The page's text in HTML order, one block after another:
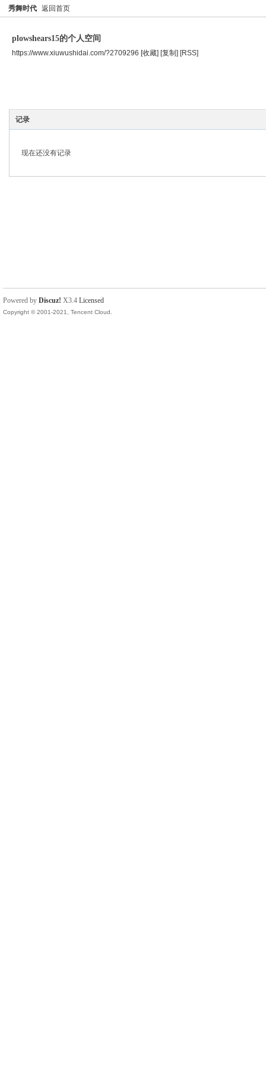
秀舞时代 返回首页
plowshears15的个人空间
https://www.xiuwushidai.com/?2709296 [收藏] [复制] [RSS]
记录
现在还没有记录
Powered by Discuz! X3.4 Licensed
Copyright © 2001-2021, Tencent Cloud.